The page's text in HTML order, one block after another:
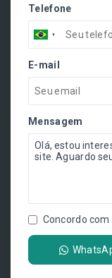
Telefone
E-mail
Mensagem
Concordo com